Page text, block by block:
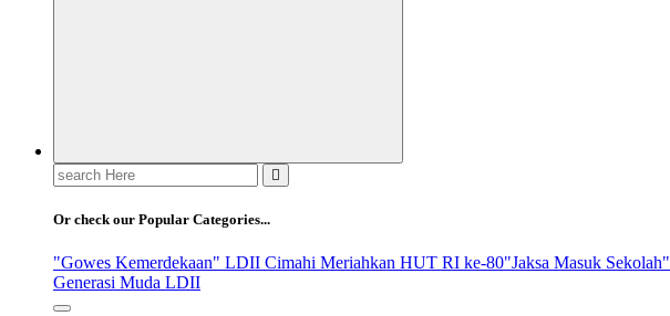
Search
for:
Or check our Popular Categories...
"Gowes Kemerdekaan" LDII Cimahi Meriahkan HUT RI ke-80"Jaksa Masuk Sekolah"
Generasi Muda LDII